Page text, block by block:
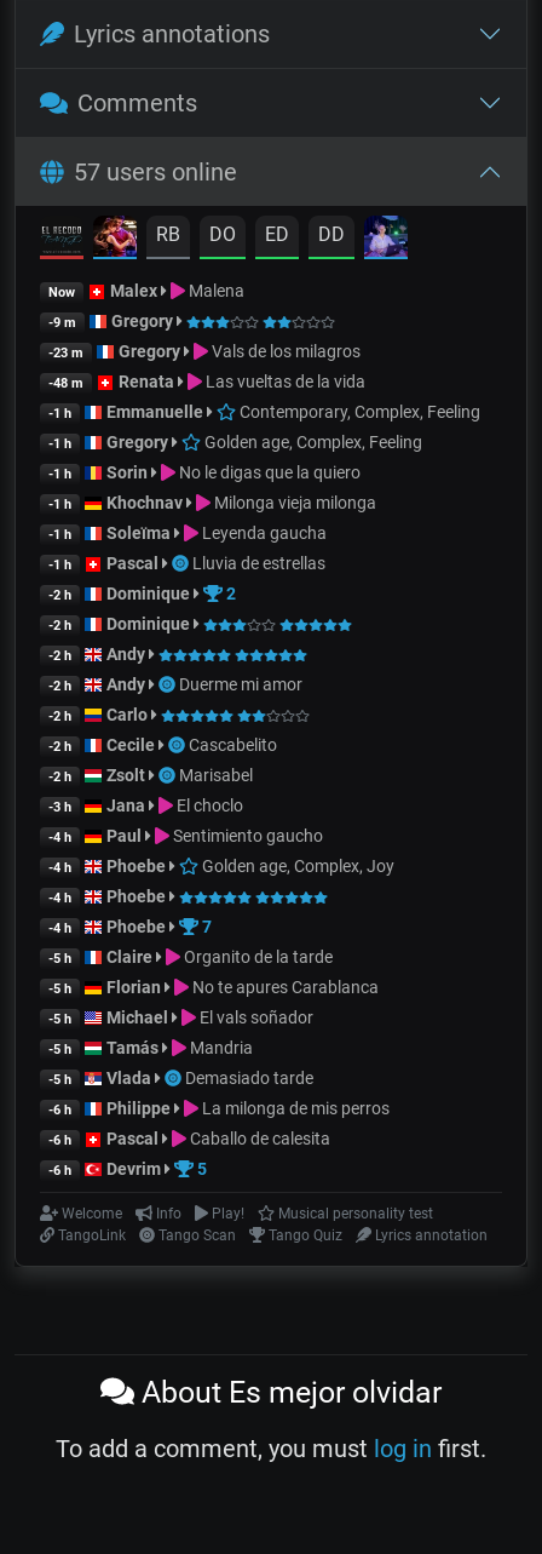
Lyrics annotations
Comments
57 users online
RB DO ED DD
Now Malex Malena
-9 m Gregory
-23 m Gregory Vals de los milagros
-48 m Renata Las vueltas de la vida
-1 h Emmanuelle Contemporary, Complex, Feeling
-1 h Gregory Golden age, Complex, Feeling
-1 h Sorin No le digas que la quiero
-1 h Khochnav Milonga vieja milonga
-1 h Soleïma Leyenda gaucha
-1 h Pascal Lluvia de estrellas
-2 h Dominique 2
-2 h Dominique
-2 h Andy
-2 h Andy Duerme mi amor
-2 h Carlo
-2 h Cecile Cascabelito
-2 h Zsolt Marisabel
-3 h Jana El choclo
-4 h Paul Sentimiento gaucho
-4 h Phoebe Golden age, Complex, Joy
-4 h Phoebe
-4 h Phoebe 7
-5 h Claire Organito de la tarde
-5 h Florian No te apures Carablanca
-5 h Michael El vals soñador
-5 h Tamás Mandria
-5 h Vlada Demasiado tarde
-6 h Philippe La milonga de mis perros
-6 h Pascal Caballo de calesita
-6 h Devrim 5
Welcome Info Play!
Musical personality test
TangoLink
Tango Scan Tango Quiz Lyrics annotation
About Es mejor olvidar
To add a comment, you must log in first.